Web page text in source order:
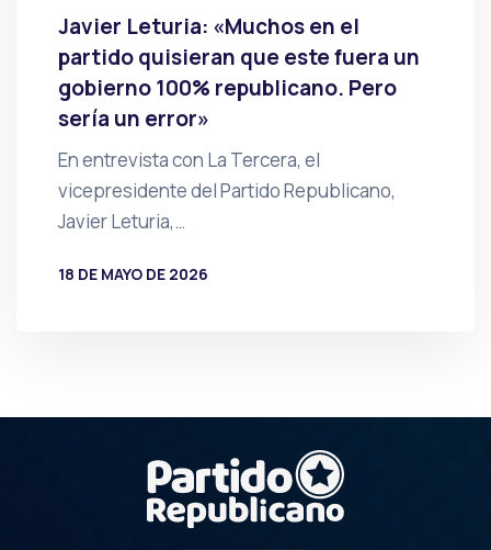
Javier Leturia: «Muchos en el
partido quisieran que este fuera un
gobierno 100% republicano. Pero
sería un error»
En entrevista con La Tercera, el
vicepresidente del Partido Republicano,
Javier Leturia,…
18 DE MAYO DE 2026